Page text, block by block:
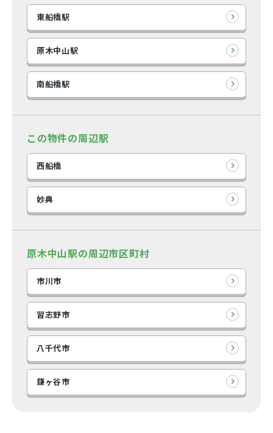
東船橋駅
原木中山駅
南船橋駅
この物件の周辺駅
西船橋
妙典
原木中山駅の周辺市区町村
市川市
習志野市
八千代市
鎌ヶ谷市